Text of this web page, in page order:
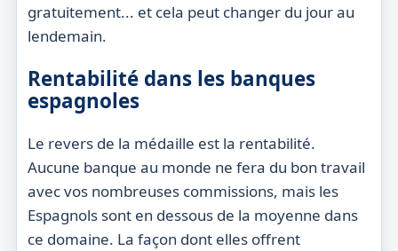
gratuitement... et cela peut changer du jour au
lendemain.
Rentabilité dans les banques
espagnoles
Le revers de la médaille est la rentabilité.
Aucune banque au monde ne fera du bon travail
avec vos nombreuses commissions, mais les
Espagnols sont en dessous de la moyenne dans
ce domaine. La façon dont elles offrent